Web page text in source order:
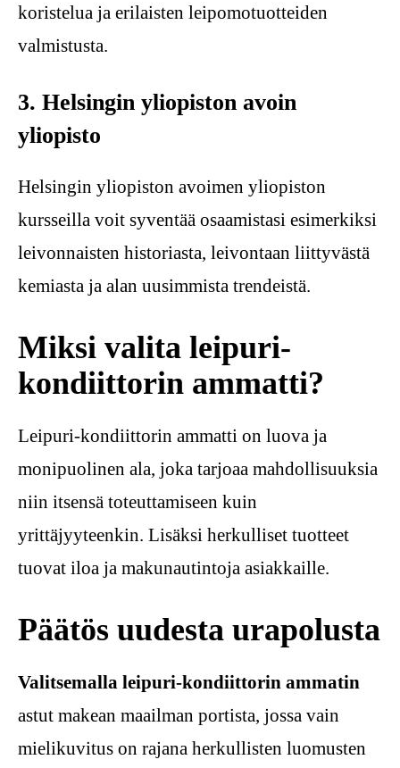
koristelua ja erilaisten leipomotuotteiden
valmistusta.
3. Helsingin yliopiston avoin
yliopisto
Helsingin yliopiston avoimen yliopiston
kursseilla voit syventää osaamistasi esimerkiksi
leivonnaisten historiasta, leivontaan liittyvästä
kemiasta ja alan uusimmista trendeistä.
Miksi valita leipuri-
kondiittorin ammatti?
Leipuri-kondiittorin ammatti on luova ja
monipuolinen ala, joka tarjoaa mahdollisuuksia
niin itsensä toteuttamiseen kuin
yrittäjyyteenkin. Lisäksi herkulliset tuotteet
tuovat iloa ja makunautintoja asiakkaille.
Päätös uudesta urapolusta
Valitsemalla leipuri-kondiittorin ammatin
astut makean maailman portista, jossa vain
mielikuvitus on rajana herkullisten luomusten